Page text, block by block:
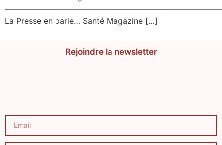
La Presse en parle… Santé Magazine […]
Rejoindre la newsletter